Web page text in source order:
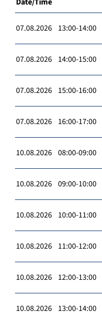
07.08.2026 13:00-14:00
07.08.2026 14:00-15:00
07.08.2026 15:00-16:00
07.08.2026 16:00-17:00
10.08.2026 08:00-09:00
10.08.2026 09:00-10:00
10.08.2026 10:00-11:00
10.08.2026 11:00-12:00
10.08.2026 12:00-13:00
10.08.2026 13:00-14:00